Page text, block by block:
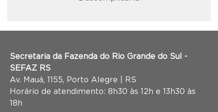
Secretaria da Fazenda do Rio Grande do Sul -
SEFAZ RS
Av. Mauá, 1155, Porto Alegre | RS
Horário de atendimento: 8h30 às 12h e 13h30 às
18h